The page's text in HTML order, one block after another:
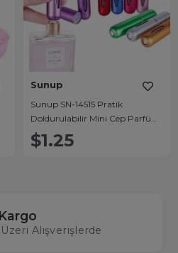
Sunup
Sunup SN-14515 Pratik
Doldurulabilir Mini Cep Parfüm
Şişesi Alüminyum (5ML)
$1.25
Alışverişlerde